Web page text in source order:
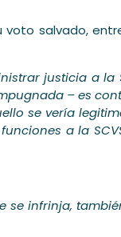
salvado,
justicia a la
– es
se vería
a la
se infrinja,